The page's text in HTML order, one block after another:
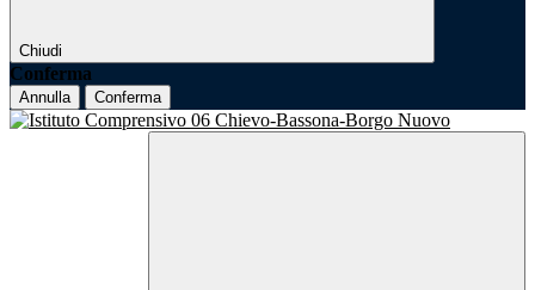
Chiudi
Conferma
Annulla Conferma